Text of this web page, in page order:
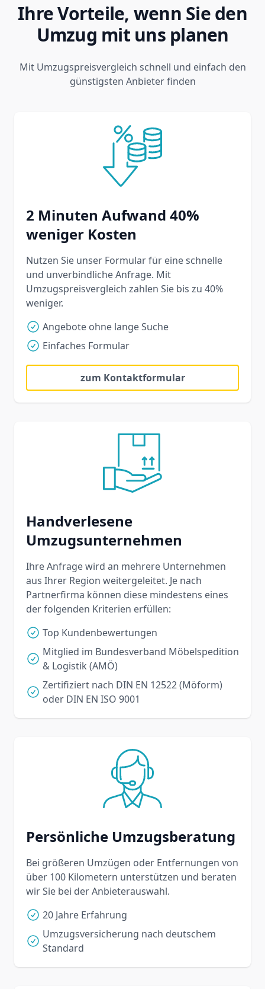
Ihre Vorteile, wenn Sie den
Umzug mit uns planen
Mit Umzugspreisvergleich schnell und einfach den
günstigsten Anbieter finden
2 Minuten Aufwand 40%
weniger Kosten
Nutzen Sie unser Formular für eine schnelle
und unverbindliche Anfrage. Mit
Umzugspreisvergleich zahlen Sie bis zu 40%
weniger.
Angebote ohne lange Suche
Einfaches Formular
zum Kontaktformular
Handverlesene
Umzugsunternehmen
Ihre Anfrage wird an mehrere Unternehmen
aus Ihrer Region weitergeleitet. Je nach
Partnerfirma können diese mindestens eines
der folgenden Kriterien erfüllen:
Top Kundenbewertungen
Mitglied im Bundesverband Möbelspedition
& Logistik (AMÖ)
Zertifiziert nach DIN EN 12522 (Möform)
oder DIN EN ISO 9001
Persönliche Umzugsberatung
Bei größeren Umzügen oder Entfernungen von
über 100 Kilometern unterstützen und beraten
wir Sie bei der Anbieterauswahl.
20 Jahre Erfahrung
Umzugsversicherung nach deutschem
Standard